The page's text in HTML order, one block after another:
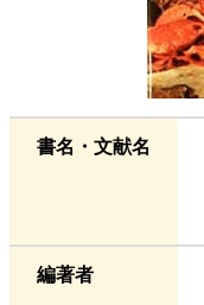
書名・文献名
編著者